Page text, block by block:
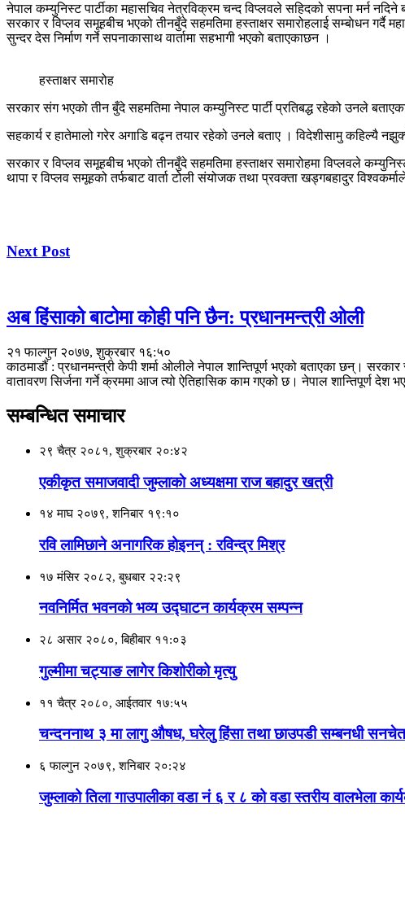
नेपाल कम्युनिस्ट पार्टीका महासचिव नेत्रविक्रम चन्द विप्लवले सहिदको सपना मर्न नदिने
सरकार र विप्लव समूहबीच भएको तीनबुँदे सहमतिमा हस्ताक्षर समारोहलाई सम्बाेधन गर्दै
सुन्दर देस निर्माण गर्ने सपनाकासाथ वार्तामा सहभागी भएकाे बताएकाछन ।
हस्ताक्षर समारोह
सरकार संग भएकाे तीन बुँदे सहमतिमा नेपाल कम्युनिस्ट पार्टी प्रतिबद्ध रहेको उनले
सहकार्य र हातेमालो गरेर अगाडि बढ्न तयार रहेको उनले बताए । विदेशीसामु कहिल्यै
सरकार र विप्लव समूहबीच भएको तीनबुँदे सहमतिमा हस्ताक्षर समारोहमा विप्लवले
थापा र विप्लव समूहको तर्फबाट वार्ता टोली संयोजक तथा प्रवक्ता खड्गबहादुर
Next Post
अब हिंसाको बाटोमा कोही पनि छैन: प्रधानमन्त्री ओली
२१ फाल्गुन २०७७, शुक्रबार १६:५०
काठमाडौं : प्रधानमन्त्री केपी शर्मा ओलीले नेपाल शान्तिपूर्ण भएको बताएका छन्। सरकार
वातावरण सिर्जना गर्ने क्रममा आज त्यो ऐतिहासिक काम गएको छ। नेपाल शान्तिपूर्ण देश
सम्बन्धित समाचार
२९ चैत्र २०८१, शुक्रबार २०:४२
एकीकृत समाजवादी जुम्लाकाे अध्यक्षमा राज बहादुर खत्री
१४ माघ २०७९, शनिबार १९:१०
रवि लामिछाने अनागरिक होइनन् : रविन्द्र मिश्र
१७ मंसिर २०८२, बुधबार २२:२९
नवनिर्मित भवनको भव्य उद्घाटन कार्यक्रम सम्पन्न
२८ असार २०८०, बिहीबार ११:०३
गुल्मीमा चट्याङ लागेर किशोरीको मृत्यु
११ चैत्र २०८०, आईतवार १७:५५
चन्दननाथ ३ मा लागु औषध, घरेलु हिंसा तथा छाउपडी सम्बनधी
६ फाल्गुन २०७९, शनिबार २०:२४
जुम्लाको तिला गाउपालीका वडा नं ६ र ८ को वडा स्तरीय वालभेला